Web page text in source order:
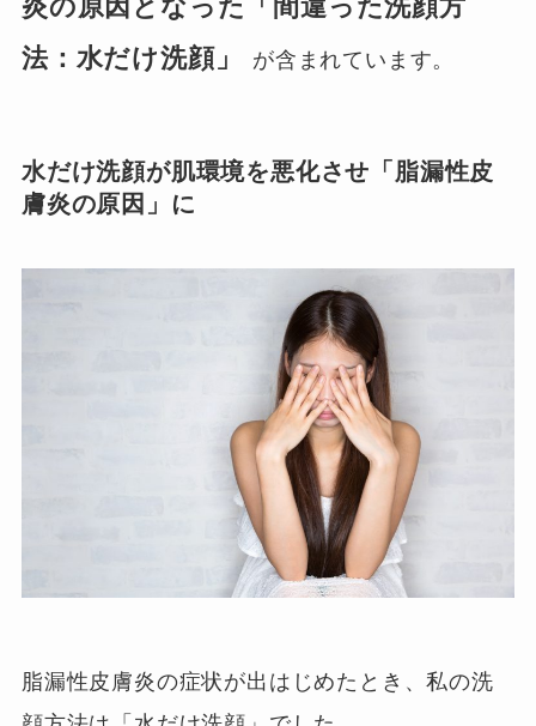
炎の原因となった「間違った洗顔方
法：水だけ洗顔」
が含まれています。
水だけ洗顔が肌環境を悪化させ「脂漏性皮
膚炎の原因」に
脂漏性皮膚炎の症状が出はじめたとき、私の洗